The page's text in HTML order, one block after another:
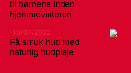
til børnene inden
hjemmevinteren
10/07/2022
Få smuk hud med
naturlig hudpleje